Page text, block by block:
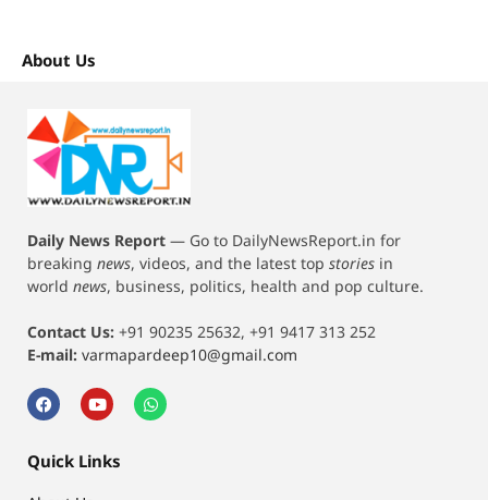
About Us
Daily News Report — Go to DailyNewsReport.in for
breaking news, videos, and the latest top stories in
world news, business, politics, health and pop culture.
Contact Us: +91 90235 25632, +91 9417 313 252
E-mail: varmapardeep10@gmail.com
Quick Links